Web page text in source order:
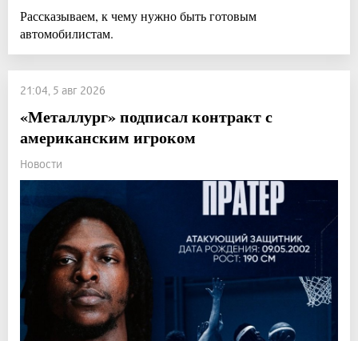
Рассказываем, к чему нужно быть готовым
автомобилистам.
21:04, 5 авг 2026
«Металлург» подписал контракт с
американским игроком
Новости